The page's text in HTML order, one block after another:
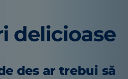
delicioase
des ar trebui să